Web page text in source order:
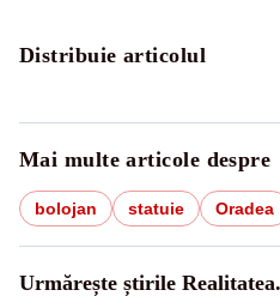
Distribuie articolul
Mai multe articole despre
bolojan statuie Oradea
Urmărește știrile